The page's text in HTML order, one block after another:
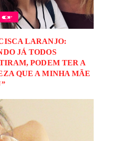
LARANJO:
JÁ TODOS
PODEM TER A
QUE A MINHA MÃE